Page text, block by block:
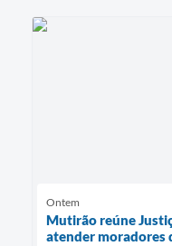
Ontem
Mutirão reúne
atender moradores